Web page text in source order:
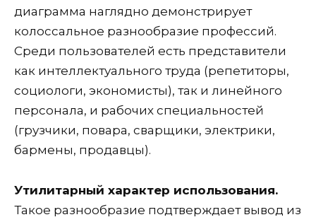
диаграмма наглядно демонстрирует
колоссальное разнообразие профессий.
Среди пользователей есть представители
как интеллектуального труда (репетиторы,
социологи, экономисты), так и линейного
персонала, и рабочих специальностей
(грузчики, повара, сварщики, электрики,
бармены, продавцы).
Утилитарный характер использования.
Такое разнообразие подтверждает вывод из